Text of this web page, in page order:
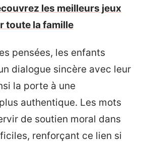
les meilleurs jeux
toute la famille
pensées, les enfants
dialogue sincère avec leur
la porte à une
authentique. Les mots
de soutien moral dans
renforçant ce lien si